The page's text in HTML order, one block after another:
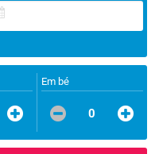
Em bé
0